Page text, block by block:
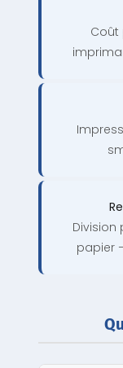
Coût
papier